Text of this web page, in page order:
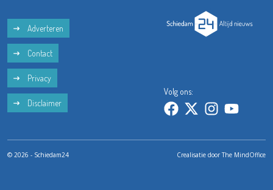
Adverteren
Contact
Privacy
Disclaimer
Volg ons:
© 2026 - Schiedam24 Crealisatie doorThe MindOffice